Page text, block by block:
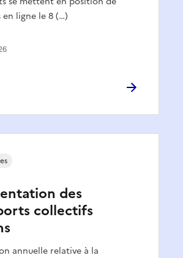
en ligne le 8 (…)
des
collectifs
annuelle relative à la